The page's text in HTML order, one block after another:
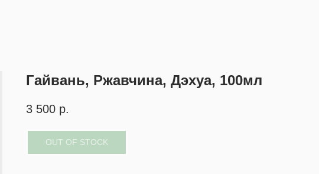
Гайвань, Ржавчина, Дэхуа, 100мл
3 500 р.
OUT OF STOCK